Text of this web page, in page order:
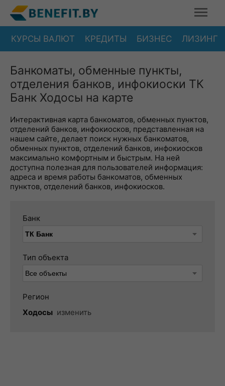
КУРСЫ ВАЛЮТ КРЕДИТЫ БИЗНЕС ЛИЗИНГ
Банкоматы, обменные пункты,
отделения банков, инфокиоски ТК
Банк Ходосы на карте
Интерактивная карта банкоматов, обменных пунктов,
отделений банков, инфокиосков, представленная на
нашем сайте, делает поиск нужных банкоматов,
обменных пунктов, отделений банков, инфокиосков
максимально комфортным и быстрым. На ней
доступна полезная для пользователей информация:
адреса и время работы банкоматов, обменных
пунктов, отделений банков, инфокиосков.
Банк
Тип объекта
Регион
Ходосы изменить